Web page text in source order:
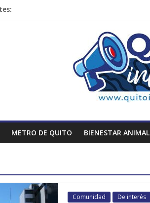
METRO DE QUITO BIENESTAR ANIMAL
Comunidad De interés